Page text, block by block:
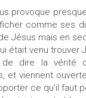
provoque
comme ses
Jésus mais en
était venu trouver
de dire la vérité
et viennent
ce qu’il faut